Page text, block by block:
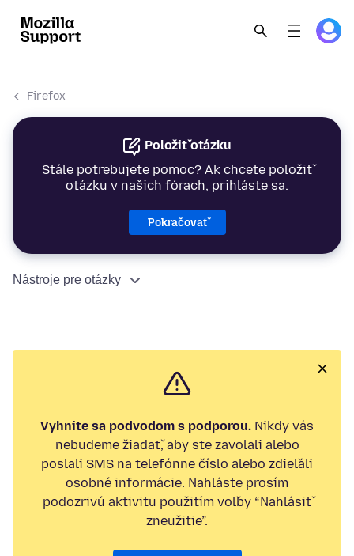
Firefox
Položiť otázku
Stále potrebujete pomoc? Ak chcete položiť
otázku v našich fórach, prihláste sa.
Pokračovať
Nástroje pre otázky
Vyhnite sa podvodom s podporou. Nikdy vás
nebudeme žiadať, aby ste zavolali alebo
poslali SMS na telefónne číslo alebo zdieľali
osobné informácie. Nahláste prosím
podozrivú aktivitu použitím voľby “Nahlásiť
zneužitie”.